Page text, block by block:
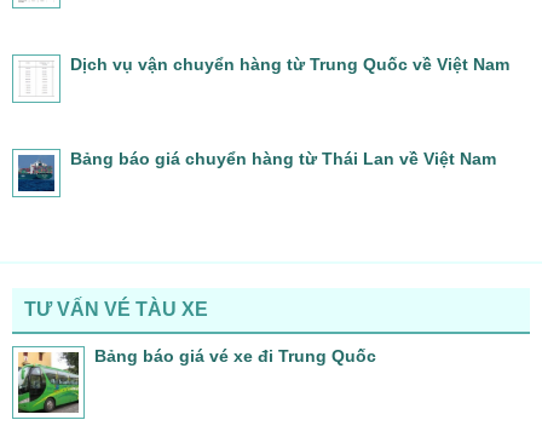
Dịch vụ vận chuyển hàng từ Trung Quốc về Việt Nam
Bảng báo giá chuyển hàng từ Thái Lan về Việt Nam
TƯ VẤN VÉ TÀU XE
Bảng báo giá vé xe đi Trung Quốc